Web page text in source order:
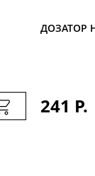
ДОЗАТОР
241 Р.